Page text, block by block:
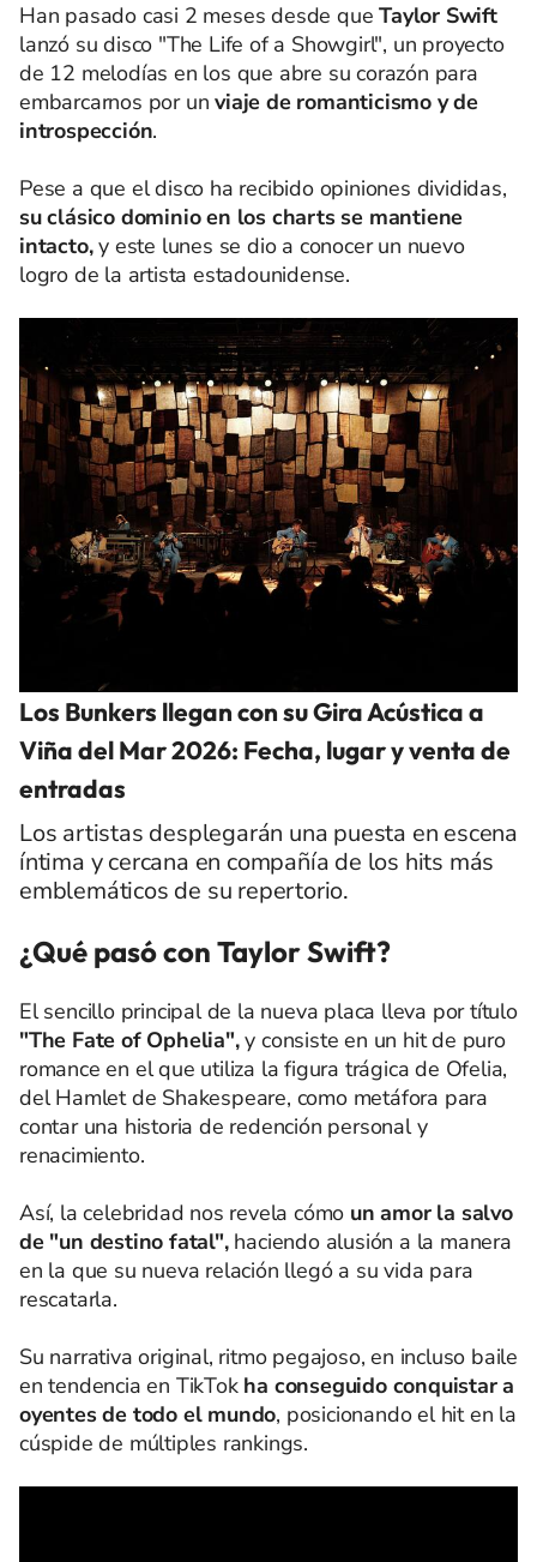
Han pasado casi 2 meses desde queTaylor Swift
lanzó su disco "The Life of a Showgirl", un proyecto
de 12 melodías en los que abre su corazón para
embarcarnos por unviaje de romanticismo y de
introspección.
Pese a que el disco ha recibido opiniones divididas,
su clásico dominio en los charts se mantiene
intacto,y este lunes se dio a conocer un nuevo
logro de la artista estadounidense.
Los Bunkers llegan con su Gira Acústica a
Viña del Mar 2026: Fecha, lugar y venta de
entradas
Los artistas desplegarán una puesta en escena
íntima y cercana en compañía de los hits más
emblemáticos de su repertorio.
¿Qué pasó con Taylor Swift?
El sencillo principal de la nueva placa lleva por título
"The Fate of Ophelia",y consiste en un hit de puro
romance en el que utiliza la figura trágica de Ofelia,
del Hamlet de Shakespeare, como metáfora para
contar una historia de redención personal y
renacimiento.
Así, la celebridad nos revela cómo un amor la salvo
de "un destino fatal",haciendo alusión a la manera
en la que su nueva relación llegó a su vida para
rescatarla.
Su narrativa original, ritmo pegajoso, en incluso baile
en tendencia en TikTok ha conseguido conquistar a
oyentes de todo el mundo, posicionando el hit en la
cúspide de múltiples rankings.